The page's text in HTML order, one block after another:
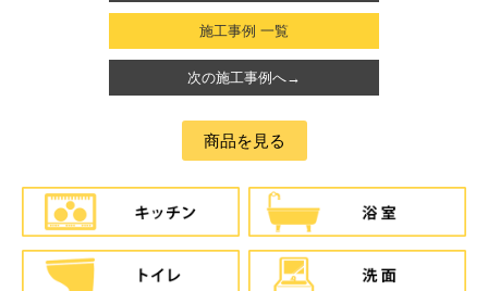
施工事例 一覧
次の施工事例へ→
商品を見る